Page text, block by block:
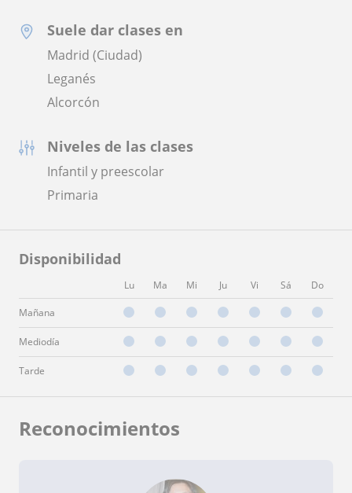
Suele dar clases en
Madrid (Ciudad)
Leganés
Alcorcón
Niveles de las clases
Infantil y preescolar
Primaria
Disponibilidad
Lu Ma Mi Ju Vi Sá Do
Mañana
Mediodía
Tarde
Reconocimientos